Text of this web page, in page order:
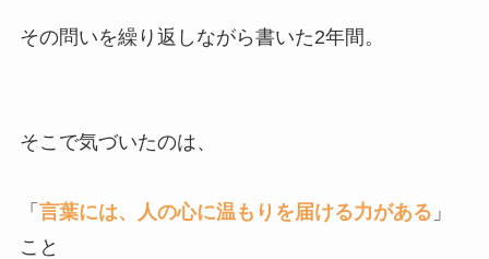
その問いを繰り返しながら書いた2年間。
そこで気づいたのは、
「 言葉には、人の心に温もりを届ける力がある 」
こと